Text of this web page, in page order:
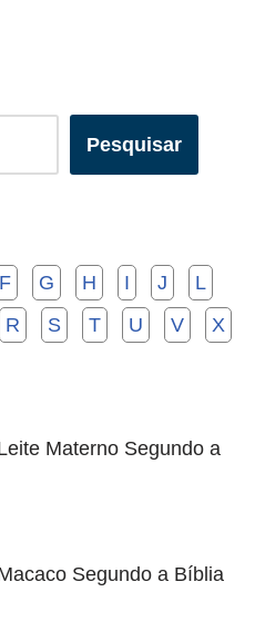
Pesquisar
F G H I J
L
R S T U V
X
Materno Segundo a
Segundo a Bíblia